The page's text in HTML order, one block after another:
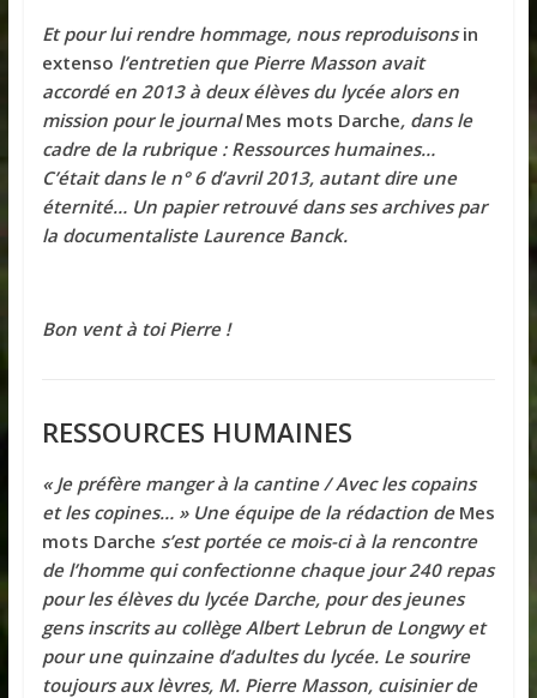
Et pour lui rendre hommage, nous reproduisonsin
extenso l’entretien que Pierre Masson avait
accordé en 2013 à deux élèves du lycée alors en
mission pour le journalMes mots Darche, dans le
cadre de la rubrique : Ressources humaines…
C’était dans le n° 6 d’avril 2013, autant dire une
éternité… Un papier retrouvé dans ses archives par
la documentaliste Laurence Banck.
Bon vent à toi Pierre !
RESSOURCES HUMAINES
« Je préfère manger à la cantine / Avec les copains
et les copines… » Une équipe de la rédaction de Mes
mots Darche s’est portée ce mois-ci à la rencontre
de l’homme qui confectionne chaque jour 240 repas
pour les élèves du lycée Darche, pour des jeunes
gens inscrits au collège Albert Lebrun de Longwy et
pour une quinzaine d’adultes du lycée. Le sourire
toujours aux lèvres, M. Pierre Masson, cuisinier de